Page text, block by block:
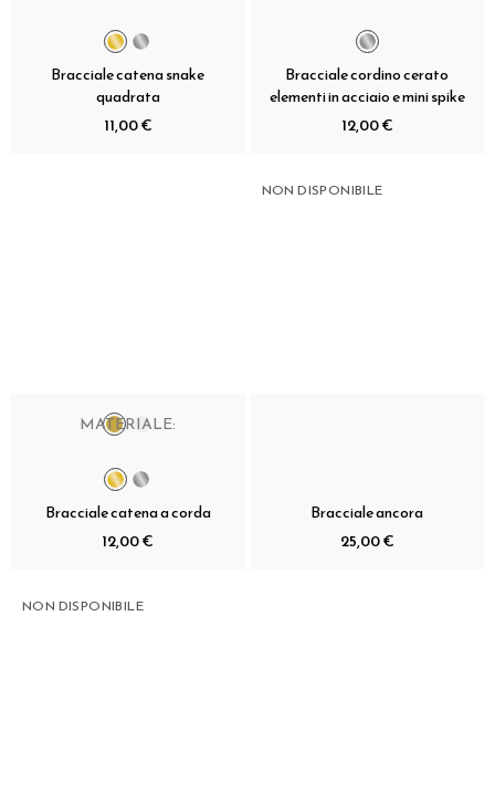
Bracciale catena snake
quadrata
11,00 €
Bracciale cordino cerato
elementi in acciaio e mini spike
12,00 €
MATERIALE:
Bracciale catena a corda
12,00 €
NON DISPONIBILE
Bracciale ancora
25,00 €
NON DISPONIBILE